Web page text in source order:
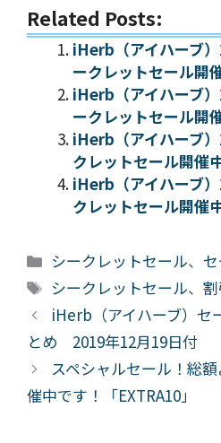
Related Posts:
iHerb（アイハーブ
ークレットセール開
iHerb（アイハーブ
ークレットセール開
iHerb（アイハーブ
クレットセール開催
iHerb（アイハーブ
クレットセール開催
カ
テ
ゴ
リ
ー
シークレットセール、
タ
グ
シークレットセール、
iHerb（アイハーブ）セ
とめ 2019年12月19日付
スペシャルセール！総
催中です！「EXTRA10」